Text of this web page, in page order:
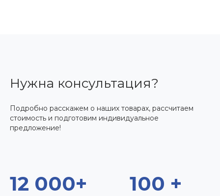
Нужна консультация?
Подробно расскажем о наших товарах, рассчитаем
стоимость и подготовим индивидуальное
предложение!
12 000+ 100 +